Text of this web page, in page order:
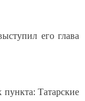
его глава
пункта: Татарские